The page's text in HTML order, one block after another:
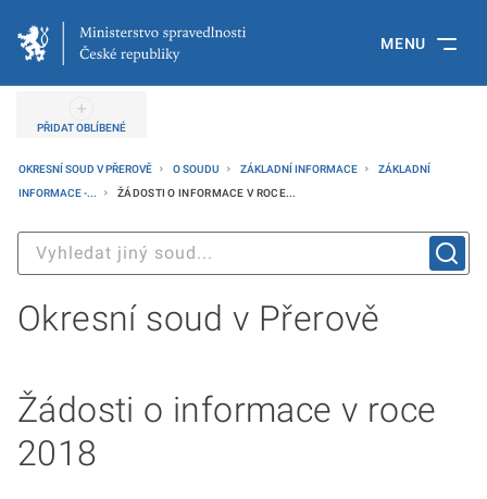
MENU
PŘIDAT OBLÍBENÉ
OKRESNÍ SOUD V PŘEROVĚ O SOUDU ZÁKLADNÍ INFORMACE
ZÁKLADNÍ
INFORMACE -...
ŽÁDOSTI O INFORMACE V ROCE...
Okresní soud v Přerově
Žádosti o informace v roce
2018